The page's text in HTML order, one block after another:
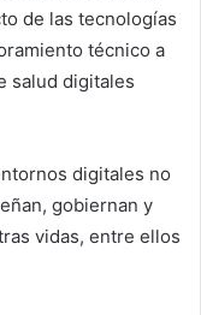
de las tecnologías
técnico a
salud digitales
digitales no
gobiernan y
vidas, entre ellos